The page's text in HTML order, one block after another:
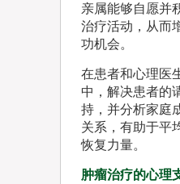
亲属能够自愿并
治疗活动，从而
功机会。
在患者和心理医
中，解决患者的
持，并分析家庭
关系，有助于平
恢复力量。
肿瘤治疗的心理